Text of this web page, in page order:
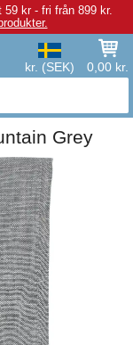
59 kr - fri från 899 kr.
kr. (SEK) 0,00 kr.
Grey